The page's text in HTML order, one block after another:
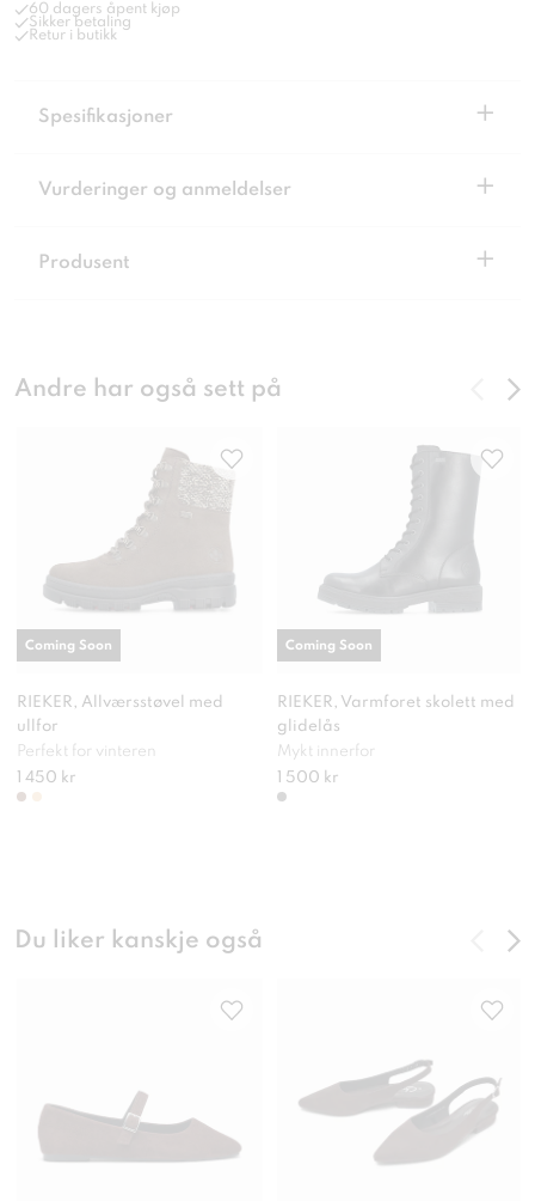
60 dagers åpent kjøp
Sikker betaling
Retur i butikk
Spesifikasjoner +
Vurderinger og anmeldelser +
Produsent +
Andre har også sett på
RIEKER, Allværsstøvel med
ullfor
Perfekt for vinteren
1 450 kr
Coming Soon
RIEKER, Varmforet skolett med
glidelås
Mykt innerfor
1 500 kr
Coming Soon
Du liker kanskje også